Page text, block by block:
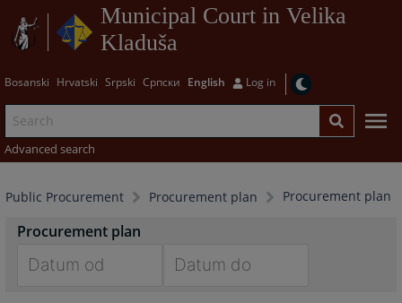
Municipal Court in Velika
Kladuša
Bosanski Hrvatski Srpski Српски English Log in
Advanced search
Public Procurement Procurement plan Procurement plan
Procurement plan